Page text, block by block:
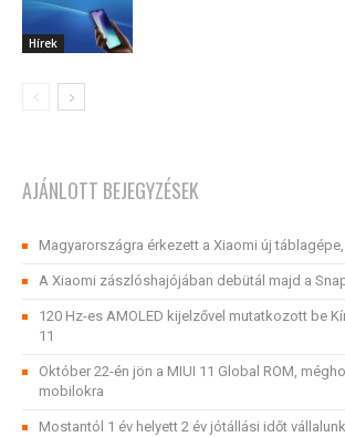
Hírek
AJÁNLOTT BEJEGYZÉSEK
Magyarországra érkezett a Xiaomi új táblagépe,
A Xiaomi zászlóshajójában debütál majd a
120 Hz-es AMOLED kijelzővel mutatkozott be
11
Október 22-én jön a MIUI 11 Global ROM,
mobilokra
Mostantól 1 év helyett 2 év jótállási időt